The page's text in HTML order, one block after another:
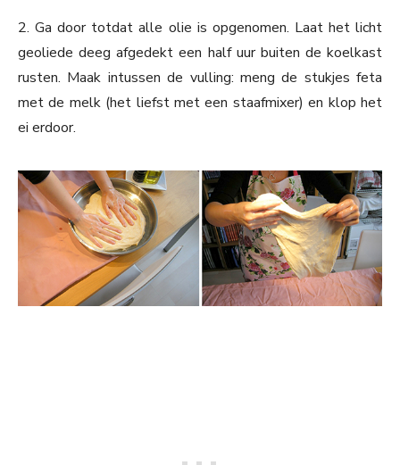
2. Ga door totdat alle olie is opgenomen. Laat het licht
geoliede deeg afgedekt een half uur buiten de koelkast
rusten. Maak intussen de vulling: meng de stukjes feta
met de melk (het liefst met een staafmixer) en klop het
ei erdoor.